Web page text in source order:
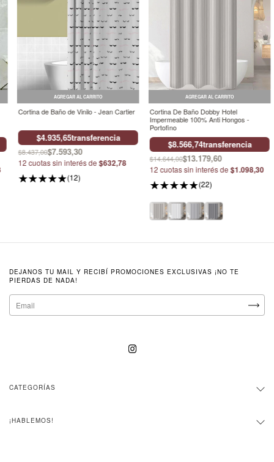
AGREGAR AL CARRITO
Cortina de Baño de Vinilo - Jean Cartier
$4.935,65transferencia
$8.437,00$7.593,30
12 cuotas sin interés de$632,78
(12)
AGREGAR AL CARRITO
Cortina De Baño Dobby Hotel
Impermeable 100% Anti Hongos -
Portofino
$8.566,74transferencia
$14.644,00$13.179,60
12 cuotas sin interés de$1.098,30
(22)
DEJANOS TU MAIL Y RECIBÍ PROMOCIONES EXCLUSIVAS ¡NO TE
PIERDAS DE NADA!
CATEGORÍAS
¡HABLEMOS!